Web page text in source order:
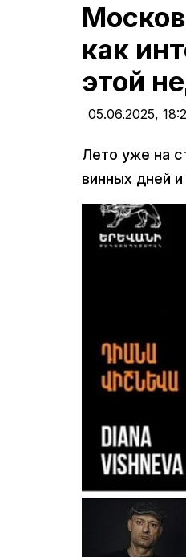
как
этой
05.06.2025,
Лето уже на
винных дней